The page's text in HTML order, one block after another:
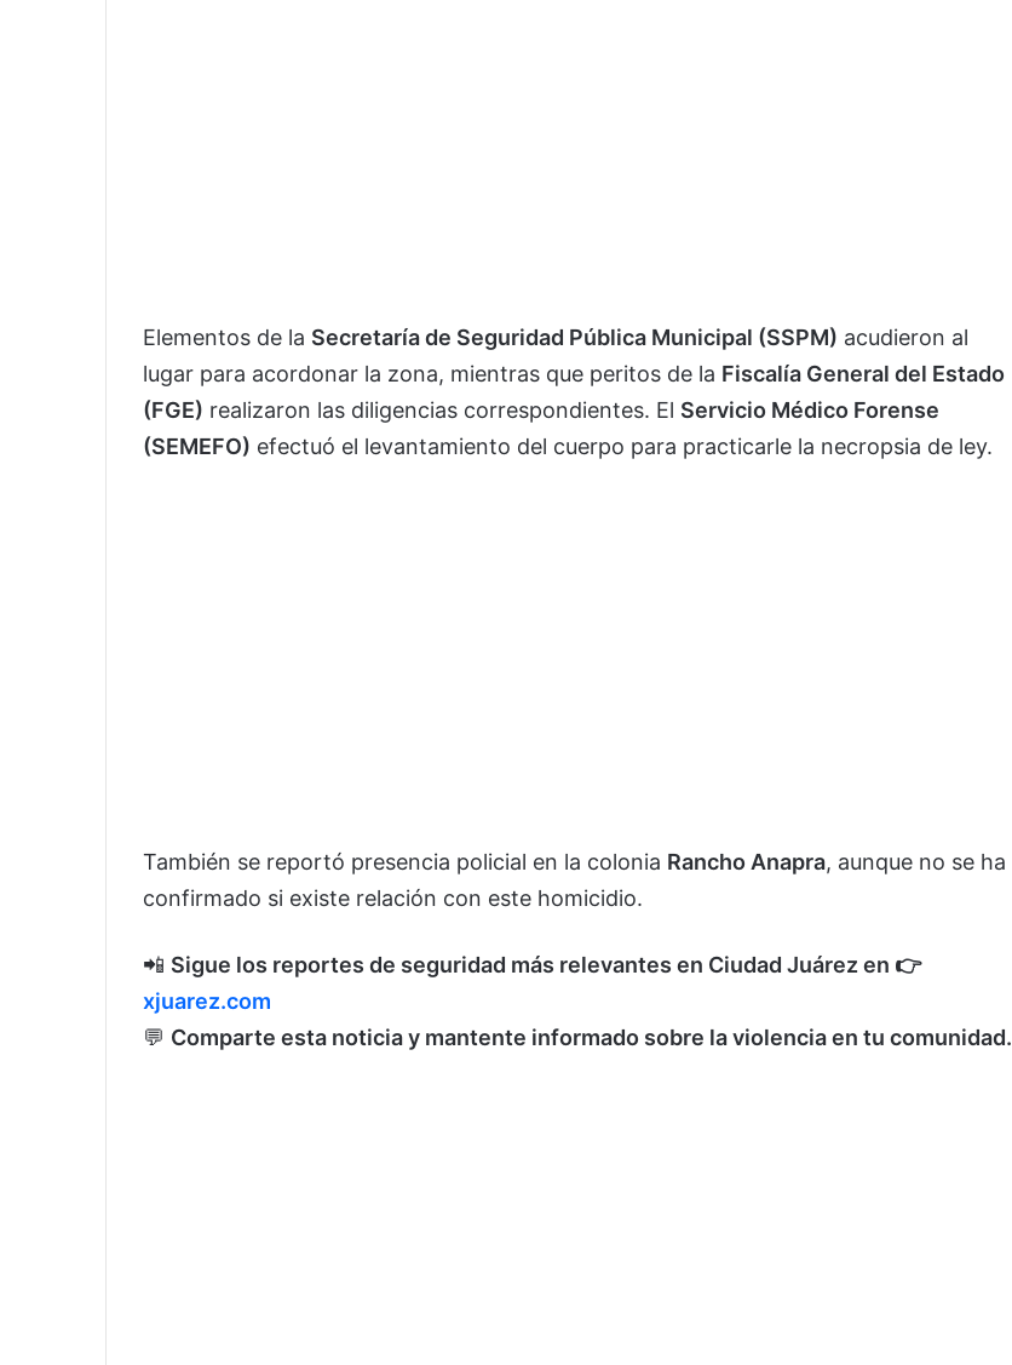
Elementos de la Secretaría de Seguridad Pública Municipal (SSPM) acudieron al
lugar para acordonar la zona, mientras que peritos de la Fiscalía General del Estado
(FGE) realizaron las diligencias correspondientes. El Servicio Médico Forense
(SEMEFO) efectuó el levantamiento del cuerpo para practicarle la necropsia de ley.
También se reportó presencia policial en la colonia Rancho Anapra, aunque no se ha
confirmado si existe relación con este homicidio.
📲 Sigue los reportes de seguridad más relevantes en Ciudad Juárez en 👉
xjuarez.com
💬 Comparte esta noticia y mantente informado sobre la violencia en tu comunidad.